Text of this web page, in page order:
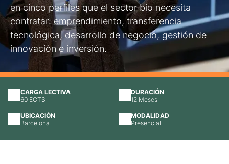
Solicitar información
Llámanos
en cinco perfiles que el sector bio necesita
contratar: emprendimiento, transferencia
tecnológica, desarrollo de negocio, gestión de
innovación e inversión.
CARGA LECTIVA
60 ECTS
DURACIÓN
12 Meses
UBICACIÓN
Barcelona
MODALIDAD
Presencial